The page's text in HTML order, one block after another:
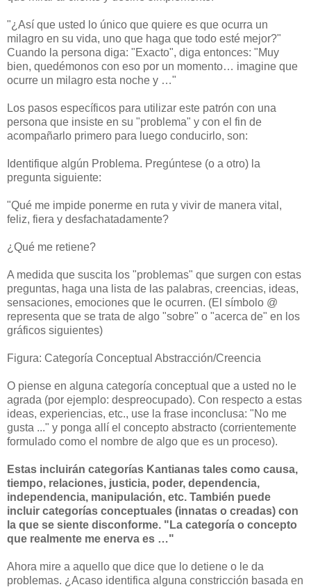
"¿Así que usted lo único que quiere es que ocurra un
milagro en su vida, uno que haga que todo esté mejor?"
Cuando la persona diga: "Exacto", diga entonces: "Muy
bien, quedémonos con eso por un momento… imagine que
ocurre un milagro esta noche y …"
Los pasos específicos para utilizar este patrón con una
persona que insiste en su "problema" y con el fin de
acompañarlo primero para luego conducirlo, son:
Identifique algún Problema. Pregúntese (o a otro) la
pregunta siguiente:
"Qué me impide ponerme en ruta y vivir de manera vital,
feliz, fiera y desfachatadamente?
¿Qué me retiene?
A medida que suscita los "problemas" que surgen con estas
preguntas, haga una lista de las palabras, creencias, ideas,
sensaciones, emociones que le ocurren. (El símbolo @
representa que se trata de algo "sobre" o "acerca de" en los
gráficos siguientes)
Figura: Categoría Conceptual Abstracción/Creencia
O piense en alguna categoría conceptual que a usted no le
agrada (por ejemplo: despreocupado). Con respecto a estas
ideas, experiencias, etc., use la frase inconclusa: "No me
gusta ..." y ponga allí el concepto abstracto (corrientemente
formulado como el nombre de algo que es un proceso).
Estas incluirán categorías Kantianas tales como causa,
tiempo, relaciones, justicia, poder, dependencia,
independencia, manipulación, etc. También puede
incluir categorías conceptuales (innatas o creadas) con
la que se siente disconforme. "La categoría o concepto
que realmente me enerva es …"
Ahora mire a aquello que dice que lo detiene o le da
problemas. ¿Acaso identifica alguna constricción basada en